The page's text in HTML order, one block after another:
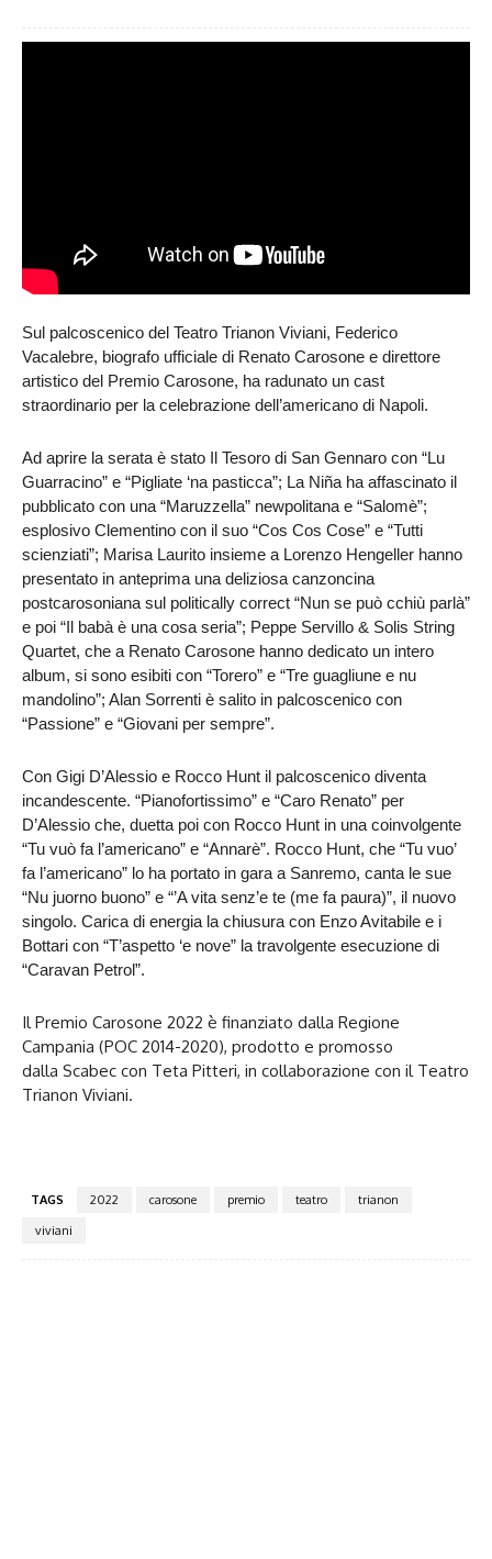
Sul palcoscenico del Teatro Trianon Viviani, Federico
Vacalebre, biografo ufficiale di Renato Carosone e direttore
artistico del Premio Carosone, ha radunato un cast
straordinario per la celebrazione dell’americano di Napoli.
Ad aprire la serata è stato Il Tesoro di San Gennaro con “Lu
Guarracino” e “Pigliate ‘na pasticca”; La Niña ha affascinato il
pubblicato con una “Maruzzella” newpolitana e “Salomè”;
esplosivo Clementino con il suo “Cos Cos Cose” e “Tutti
scienziati”; Marisa Laurito insieme a Lorenzo Hengeller hanno
presentato in anteprima una deliziosa canzoncina
postcarosoniana sul politically correct “Nun se può cchiù parlà”
e poi “Il babà è una cosa seria”; Peppe Servillo & Solis String
Quartet, che a Renato Carosone hanno dedicato un intero
album, si sono esibiti con “Torero” e “Tre guagliune e nu
mandolino”; Alan Sorrenti è salito in palcoscenico con
“Passione” e “Giovani per sempre”.
Con Gigi D’Alessio e Rocco Hunt il palcoscenico diventa
incandescente. “Pianofortissimo” e “Caro Renato” per
D’Alessio che, duetta poi con Rocco Hunt in una coinvolgente
“Tu vuò fa l’americano” e “Annarè”. Rocco Hunt, che “Tu vuo’
fa l’americano” lo ha portato in gara a Sanremo, canta le sue
“Nu juorno buono” e “’A vita senz’e te (me fa paura)”, il nuovo
singolo. Carica di energia la chiusura con Enzo Avitabile e i
Bottari con “T’aspetto ‘e nove” la travolgente esecuzione di
“Caravan Petrol”.
Il Premio Carosone 2022 è finanziato dalla Regione
Campania (POC 2014-2020), prodotto e promosso
dalla Scabec con Teta Pitteri, in collaborazione con il Teatro
Trianon Viviani.
TAGS 2022 carosone premio teatro
trianon
viviani